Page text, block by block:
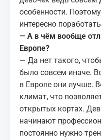
особенности.
интересно
— А в чём вообще
Европе?
— Да нет такого,
было совсем иначе.
в Европе они лучше.
климат, что
открытых кортах.
начинают
постоянно нужно